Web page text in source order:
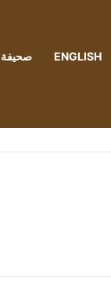
ENGLISH صحيفة 24 لمعلوماتك